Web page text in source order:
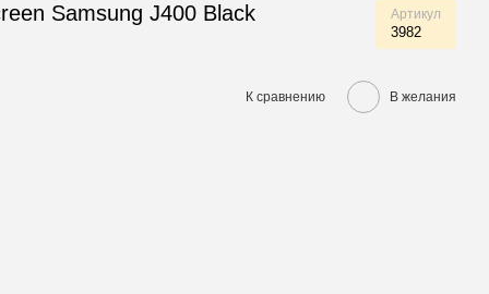
Samsung J400 Black Артикул
3982
К сравнению В желания